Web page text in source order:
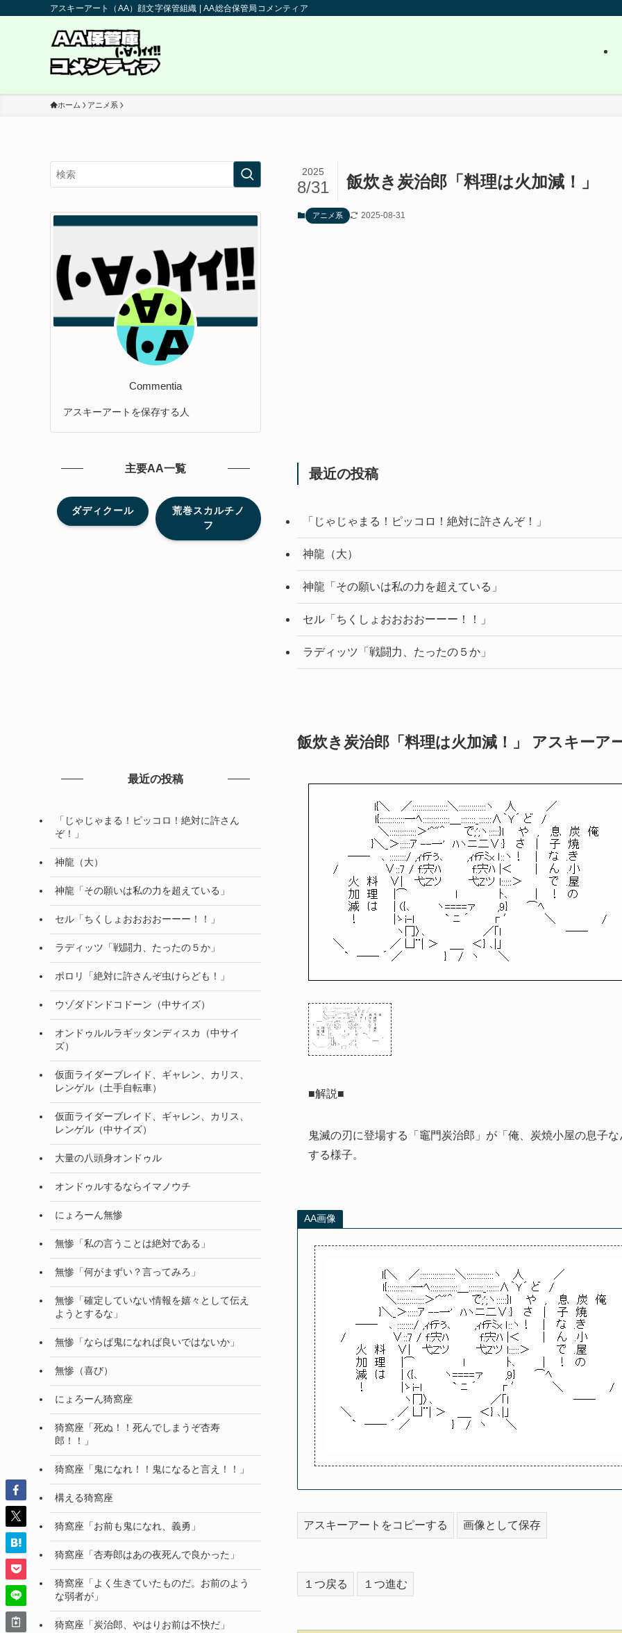
アスキーアート（AA）顔文字保管組織 | AA総合保管局コメンティア
ホーム アニメ系
飯炊き炭治郎「料理は火加減！」
2025
8/31
アニメ系 2025-08-31
最近の投稿
「じゃじゃまる！ピッコロ！絶対に許さんぞ！」
神龍（大）
神龍「その願いは私の力を超えている」
セル「ちくしょおおおおーーー！！」
ラディッツ「戦闘力、たったの５か」
飯炊き炭治郎「料理は火加減！」 アスキーア
l{＼　 ／:::::::::::::::::＼:::::::::::::ヽ 　人　　 　 ／
l{::::::::::::一ﾍ:::::::::::::＿:::::::_::::::∧｀Ｙ´ ど　/
＼:::::::::::::＞'^"＾　　 で;';ヽ:::::}l 　 や　,　 息　炭　俺
}＼_＞:::::ｱ --一'　ﾊヽニ二∨:} 　さ　 |　 子　焼
――　 ､ ::::::::/ ,ｨfﾃぅ､　　　,ｨfﾃﾐx ｌ::ヽ！　 |　 な　.き
/　　　　　　∨::7 / f:宍ﾊ　　　　f:宍ﾊ |＜　 　 |　 ん　.小
火　料　 ∨|　 弋Ｚツ　　　 弋Zツ l:::::＞　　　 で　.屋
加　理　　|⌒ 　 　 　 　 l　　　　　 ﾄ､　　　 |　 ！　の
減　は　　| ({､ 　 　 ヽ====ァ　 　 ,9}　　 ⌒ﾍ
！　　　 　|ゝi-l　　　　` ﾆ ´　　　г′　　　　＼　　　　　　/
ヽ冂〉､　　　　　　　 ／｢l　　　　　　 　　――
＼　　　　　　／ 凵¨| ＞ 　＿_　＜} ､|｣
`　―― ´ ／　　　　　 }　 /　ヽ　　 ＼
■解説■
鬼滅の刃に登場する「竈門炭治郎」が「俺、炭焼小屋の息子
する様子。
AA画像
アスキーアートをコピーする 画像として保存
１つ戻る １つ進む
Commentia
アスキーアートを保存する人
主要AA一覧
ダディクール
荒巻スカルチノ
フ
最近の投稿
「じゃじゃまる！ピッコロ！絶対に許さん
ぞ！」
神龍（大）
神龍「その願いは私の力を超えている」
セル「ちくしょおおおおーーー！！」
ラディッツ「戦闘力、たったの５か」
ポロリ「絶対に許さんぞ虫けらども！」
ウゾダドンドコドーン（中サイズ）
オンドゥルルラギッタンディスカ（中サイ
ズ）
仮面ライダーブレイド、ギャレン、カリス、
レンゲル（土手自転車）
仮面ライダーブレイド、ギャレン、カリス、
レンゲル（中サイズ）
大量の八頭身オンドゥル
オンドゥルするならイマノウチ
にょろーん無惨
無惨「私の言うことは絶対である」
無惨「何がまずい？言ってみろ」
無惨「確定していない情報を嬉々として伝え
ようとするな」
無惨「ならば鬼になれば良いではないか」
無惨（喜び）
にょろーん猗窩座
猗窩座「死ぬ！！死んでしまうぞ杏寿
郎！！」
猗窩座「鬼になれ！！鬼になると言え！！」
構える猗窩座
猗窩座「お前も鬼になれ、義勇」
猗窩座「杏寿郎はあの夜死んで良かった」
猗窩座「よく生きていたものだ。お前のよう
な弱者が」
猗窩座「炭治郎、やはりお前は不快だ」